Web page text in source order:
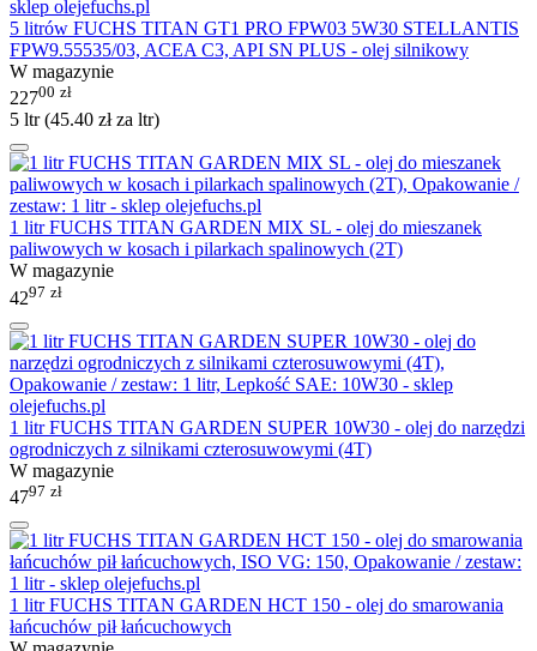
5 litrów FUCHS TITAN GT1 PRO FPW03 5W30 STELLANTIS
FPW9.55535/03, ACEA C3, API SN PLUS - olej silnikowy
W magazynie
22700 zł
5 ltr (45.40 złza ltr)
1 litr FUCHS TITAN GARDEN MIX SL - olej do mieszanek
paliwowych w kosach i pilarkach spalinowych (2T)
W magazynie
4297 zł
1 litr FUCHS TITAN GARDEN SUPER 10W30 - olej do narzędzi
ogrodniczych z silnikami czterosuwowymi (4T)
W magazynie
4797 zł
1 litr FUCHS TITAN GARDEN HCT 150 - olej do smarowania
łańcuchów pił łańcuchowych